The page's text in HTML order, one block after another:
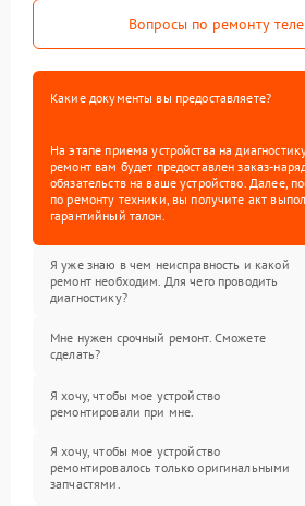
Вопросы по ремонту
Какие документы вы предоставляете?
На этапе приема устройства на
ремонт вам будет предоставлен заказ-
обязательств на ваше устройство. Далее,
по ремонту техники, вы получите акт
гарантийный талон.
Я уже знаю в чем неисправность и какой
ремонт необходим. Для чего проводить
диагностику?
Мне нужен срочный ремонт. Сможете
сделать?
Я хочу, чтобы мое устройство
ремонтировали при мне.
Я хочу, чтобы мое устройство
ремонтировалось только оригинальными
запчастями.